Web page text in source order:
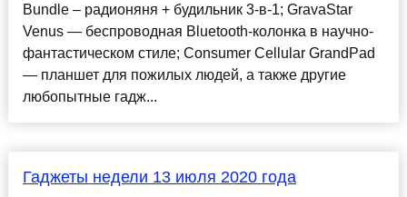
Bundle – радионяня + будильник 3-в-1; GravaStar
Venus — беспроводная Bluetooth-колонка в научно-
фантастическом стиле; Consumer Cellular GrandPad
— планшет для пожилых людей, а также другие
любопытные гадж...
Гаджеты недели 13 июля 2020 года